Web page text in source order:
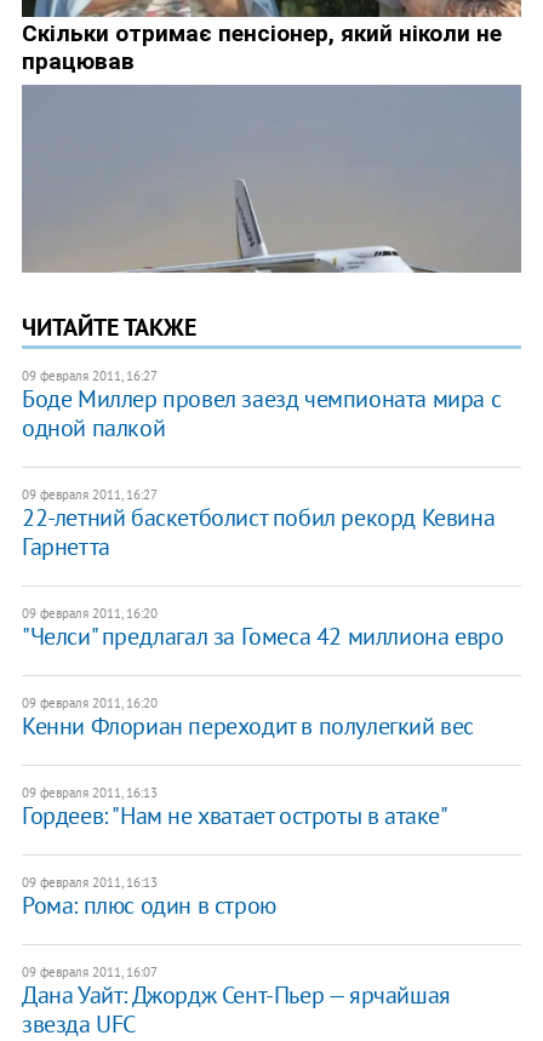
ЧИТАЙТЕ ТАКЖЕ
09 февраля 2011, 16:27
Боде Миллер провел заезд чемпионата мира с
одной палкой
09 февраля 2011, 16:27
22-летний баскетболист побил рекорд Кевина
Гарнетта
09 февраля 2011, 16:20
"Челси" предлагал за Гомеса 42 миллиона евро
09 февраля 2011, 16:20
Кенни Флориан переходит в полулегкий вес
09 февраля 2011, 16:13
Гордеев: "Нам не хватает остроты в атаке"
09 февраля 2011, 16:13
Рома: плюс один в строю
09 февраля 2011, 16:07
Дана Уайт: Джордж Сент-Пьер — ярчайшая
звезда UFC